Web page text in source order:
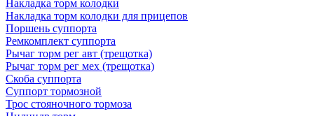
Накладка торм колодки
Накладка торм колодки для прицепов
Поршень суппорта
Ремкомплект суппорта
Рычаг торм рег авт (трещотка)
Рычаг торм рег мех (трещотка)
Скоба суппорта
Суппорт тормозной
Трос стояночного тормоза